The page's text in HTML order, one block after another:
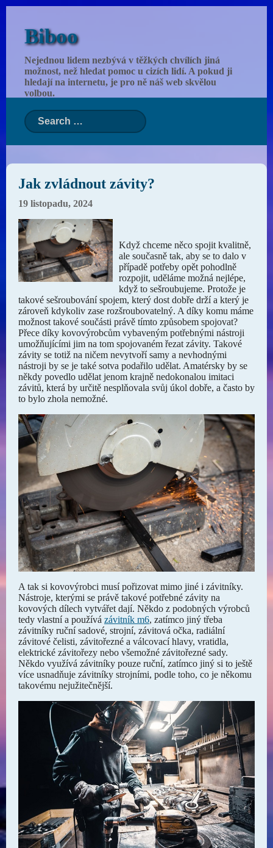
Biboo
Nejednou lidem nezbývá v těžkých chvílích jiná
možnost, než hledat pomoc u cizích lidí. A pokud ji
hledají na internetu, je pro ně náš web skvělou
volbou.
Jak zvládnout závity?
19 listopadu, 2024
Když chceme něco spojit kvalitně,
ale současně tak, aby se to dalo v
případě potřeby opět pohodlně
rozpojit, uděláme možná nejlépe,
když to sešroubujeme. Protože je
takové sešroubování spojem, který dost dobře drží a který je
zároveň kdykoliv zase rozšroubovatelný. A díky komu máme
možnost takové součásti právě tímto způsobem spojovat?
Přece díky kovovýrobcům vybaveným potřebnými nástroji
umožňujícími jim na tom spojovaném řezat závity. Takové
závity se totiž na ničem nevytvoří samy a nevhodnými
nástroji by se je také sotva podařilo udělat. Amatérsky by se
někdy povedlo udělat jenom krajně nedokonalou imitaci
závitů, která by určitě nesplňovala svůj úkol dobře, a často by
to bylo zhola nemožné.
A tak si kovovýrobci musí pořizovat mimo jiné i závitníky.
Nástroje, kterými se právě takové potřebné závity na
kovových dílech vytvářet dají. Někdo z podobných výrobců
tedy vlastní a používá závitník m6, zatímco jiný třeba
závitníky ruční sadové, strojní, závitová očka, radiální
závitové čelisti, závitořezné a válcovací hlavy, vratidla,
elektrické závitořezy nebo všemožné závitořezné sady.
Někdo využívá závitníky pouze ruční, zatímco jiný si to ještě
více usnadňuje závitníky strojními, podle toho, co je někomu
takovému nejužitečnější.